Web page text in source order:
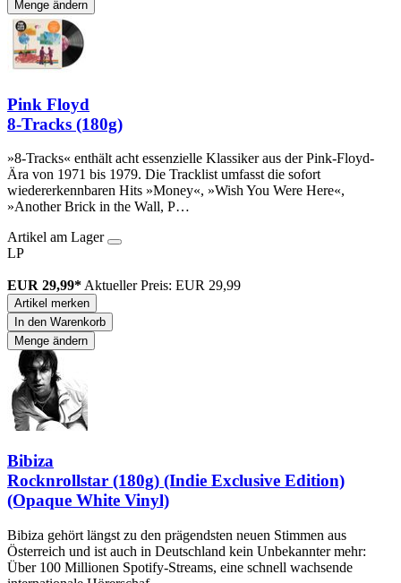
Menge ändern
Pink Floyd
8-Tracks (180g)
»8-Tracks« enthält acht essenzielle Klassiker aus der Pink-Floyd-
Ära von 1971 bis 1979. Die Tracklist umfasst die sofort
wiedererkennbaren Hits »Money«, »Wish You Were Here«,
»Another Brick in the Wall, P…
Artikel am Lager
LP
EUR 29,99* Aktueller Preis: EUR 29,99
Artikel merken
In den Warenkorb
Menge ändern
Bibiza
Rocknrollstar (180g) (Indie Exclusive Edition)
(Opaque White Vinyl)
Bibiza gehört längst zu den prägendsten neuen Stimmen aus
Österreich und ist auch in Deutschland kein Unbekannter mehr:
Über 100 Millionen Spotify-Streams, eine schnell wachsende